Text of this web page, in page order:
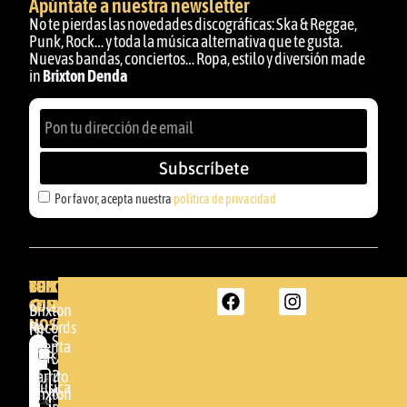
Apúntate a nuestra newsletter
No te pierdas las novedades discográficas: Ska & Reggae,
Punk, Rock… y toda la música alternativa que te gusta.
Nuevas bandas, conciertos… Ropa, estilo y diversión made
in Brixton Denda
Por favor, acepta nuestra política de privacidad
Subscríbete
BRIXTON
DENDA -
SHOP
Somera
24
48005 -
BRIXTON
Brixton
Records
GBR
Música
TU
CUENTA
Mi
cuenta
Carrito
Brixton
CONTACTA
CON
NOSOTROS
Por
favor,
acepta